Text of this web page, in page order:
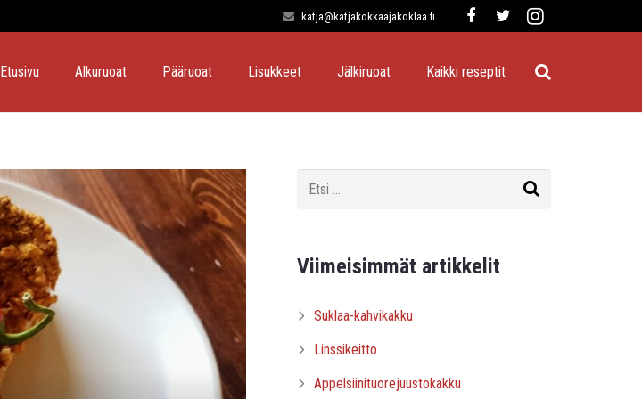
katja@katjakokkaajakoklaa.fi
Etusivu Alkuruoat Pääruoat Lisukkeet Jälkiruoat Kaikki reseptit
Viimeisimmät artikkelit
Suklaa-kahvikakku
Linssikeitto
Appelsiinituorejuustokakku